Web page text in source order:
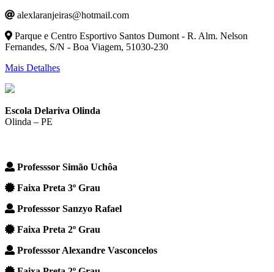
alexlaranjeiras@hotmail.com
Parque e Centro Esportivo Santos Dumont - R. Alm. Nelson
Fernandes, S/N - Boa Viagem, 51030-230
Mais Detalhes
Escola Delariva Olinda
Olinda – PE
Professsor Simão Uchôa
Faixa Preta 3º Grau
Professsor Sanzyo Rafael
Faixa Preta 2º Grau
Professsor Alexandre Vasconcelos